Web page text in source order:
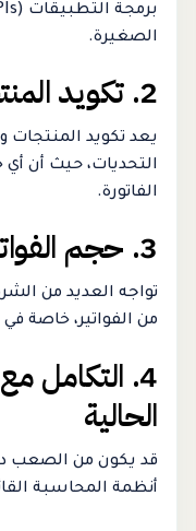
الصغيرة.
2. تكويد المنتجات
يعد تكويد المنتجات
التحديات، حيث أن
الفاتورة.
3. حجم الفواتير الكبير
تواجه العديد من
من الفواتير، خاصة
4. التكامل
الحالية
قد يكون من الصعب
أنظمة المحاسبة